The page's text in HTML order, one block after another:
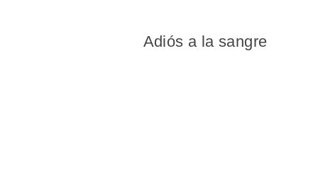
Adiós a la sangre